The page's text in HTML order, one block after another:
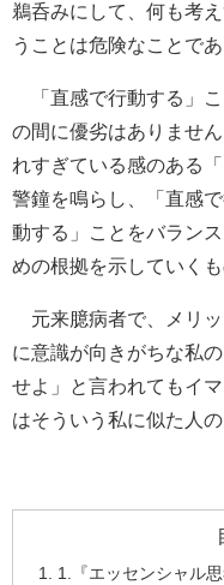
鵜呑みにして、何も考
うことは危険なことで
「直感で行動する」こ
の間に優劣はありませ
れすぎている感のある
警鐘を鳴らし、「直感
動する」ことをバラン
めの根拠を示していくも
元来臆病者で、メリ
に意識が向きがちな私
せよ」と言われてもイ
はそういう私に似た人
1.『エッセンシャル